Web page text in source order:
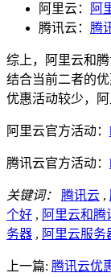
阿里云： 阿
腾讯云： 腾
综上，阿里云和
结合当前二者的
优惠活动较少，
阿里云官方活动：
腾讯云官方活动：
关键词： 腾讯云 ,
个好 , 阿里云和腾
务器 , 阿里云服
上一篇: 腾讯云优